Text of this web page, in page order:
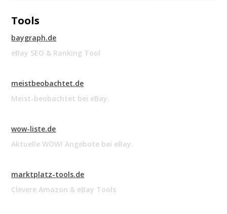
Tools
baygraph.de
eBay SEO & Ranking Tool
meistbeobachtet.de
Meist-beobachtet bei eBay.
wow-liste.de
Aktuelle WOW! Angebote bei eBay.
marktplatz-tools.de
Clevere Amazon & eBay Tools